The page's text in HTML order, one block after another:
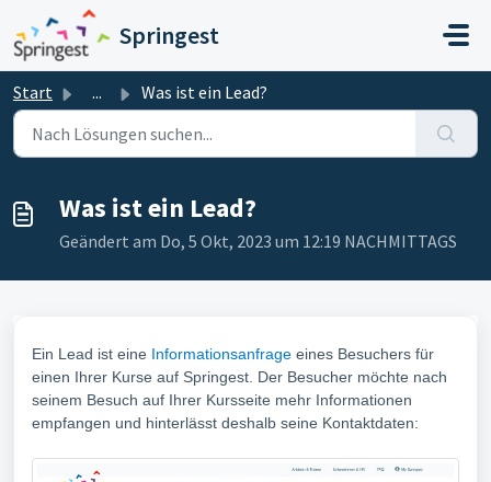
Zum hauptsächlichen Inhalt gehen
Springest
Start ... Was ist ein Lead?
Was ist ein Lead?
Geändert am Do, 5 Okt, 2023 um 12:19 NACHMITTAGS
Ein Lead ist eine Informationsanfrage eines Besuchers für
einen Ihrer Kurse auf Springest. Der Besucher möchte nach
seinem Besuch auf Ihrer Kursseite mehr Informationen
empfangen und hinterlässt deshalb seine Kontaktdaten: